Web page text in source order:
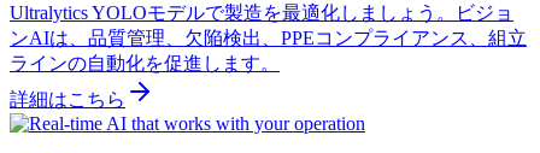
Ultralytics YOLOモデルで製造を最適化しましょう。ビジョ
ンAIは、品質管理、欠陥検出、PPEコンプライアンス、組立
ラインの自動化を促進します。
詳細はこちら